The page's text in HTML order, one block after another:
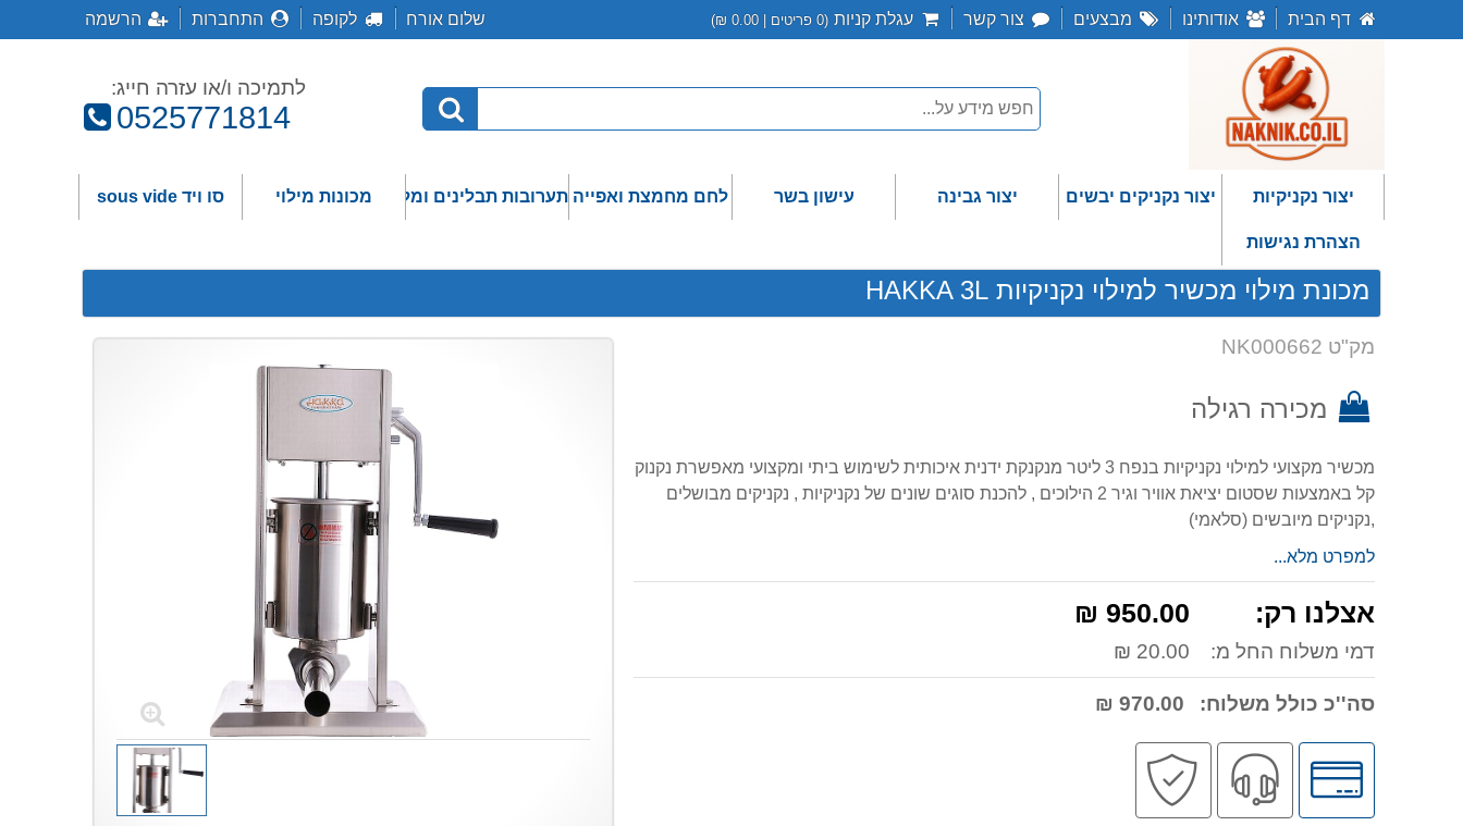
דף הבית אודותינו מבצעים צור קשר עגלת קניות (
0 פריטים | 0.00
₪) שלום אורח לקופה התחברות הרשמה
לתמיכה ו/או עזרה חייג:
טלפון:
0525771814
יצור נקניקיות יצור נקניקים יבשים יצור גבינה עישון בשר לחם מחמצת ואפייה תערובות תבלינים ומלחיםמכונות מילוי סו ויד sous vide
הצהרת נגישות
מכונת מילוי מכשיר למילוי נקניקיות HAKKA 3L
מק"ט NK000662
מכירה רגילה
מכשיר מקצועי למילוי נקניקיות בנפח 3 ליטר מנקנקת ידנית איכותית לשימוש ביתי ומקצועי מאפשרת נקנוק
קל באמצעות שסטום יציאת אוויר וגיר 2 הילוכים , להכנת סוגים שונים של נקניקיות , נקניקים מבושלים
,נקניקים מיובשים (סלאמי)
למפרט מלא...
אצלנו רק: 950.00 ₪
דמי משלוח החל מ: 20.00 ₪
סה''כ כולל משלוח:
לחץ
לאפשרויות
תשלומים
שירות
מקצועי